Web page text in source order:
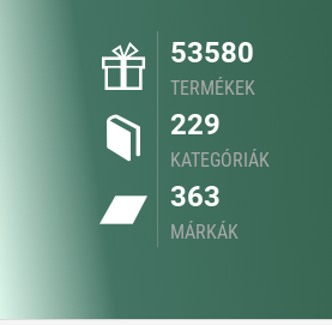
53580
TERMÉKEK
229
KATEGÓRIÁK
363
MÁRKÁK